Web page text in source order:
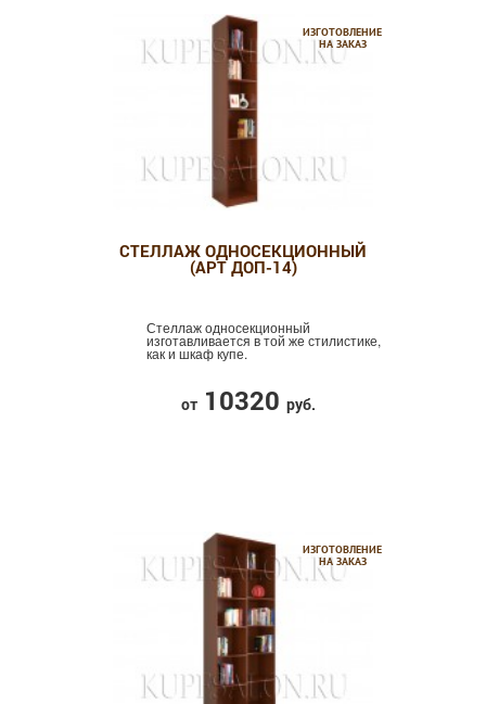
ИЗГОТОВЛЕНИЕ
НА ЗАКАЗ
СТЕЛЛАЖ ОДНОСЕКЦИОННЫЙ
(АРТ ДОП-14)
Стеллаж односекционный
изготавливается в той же стилистике,
как и шкаф купе.
от 10320 руб.
ИЗГОТОВЛЕНИЕ
НА ЗАКАЗ